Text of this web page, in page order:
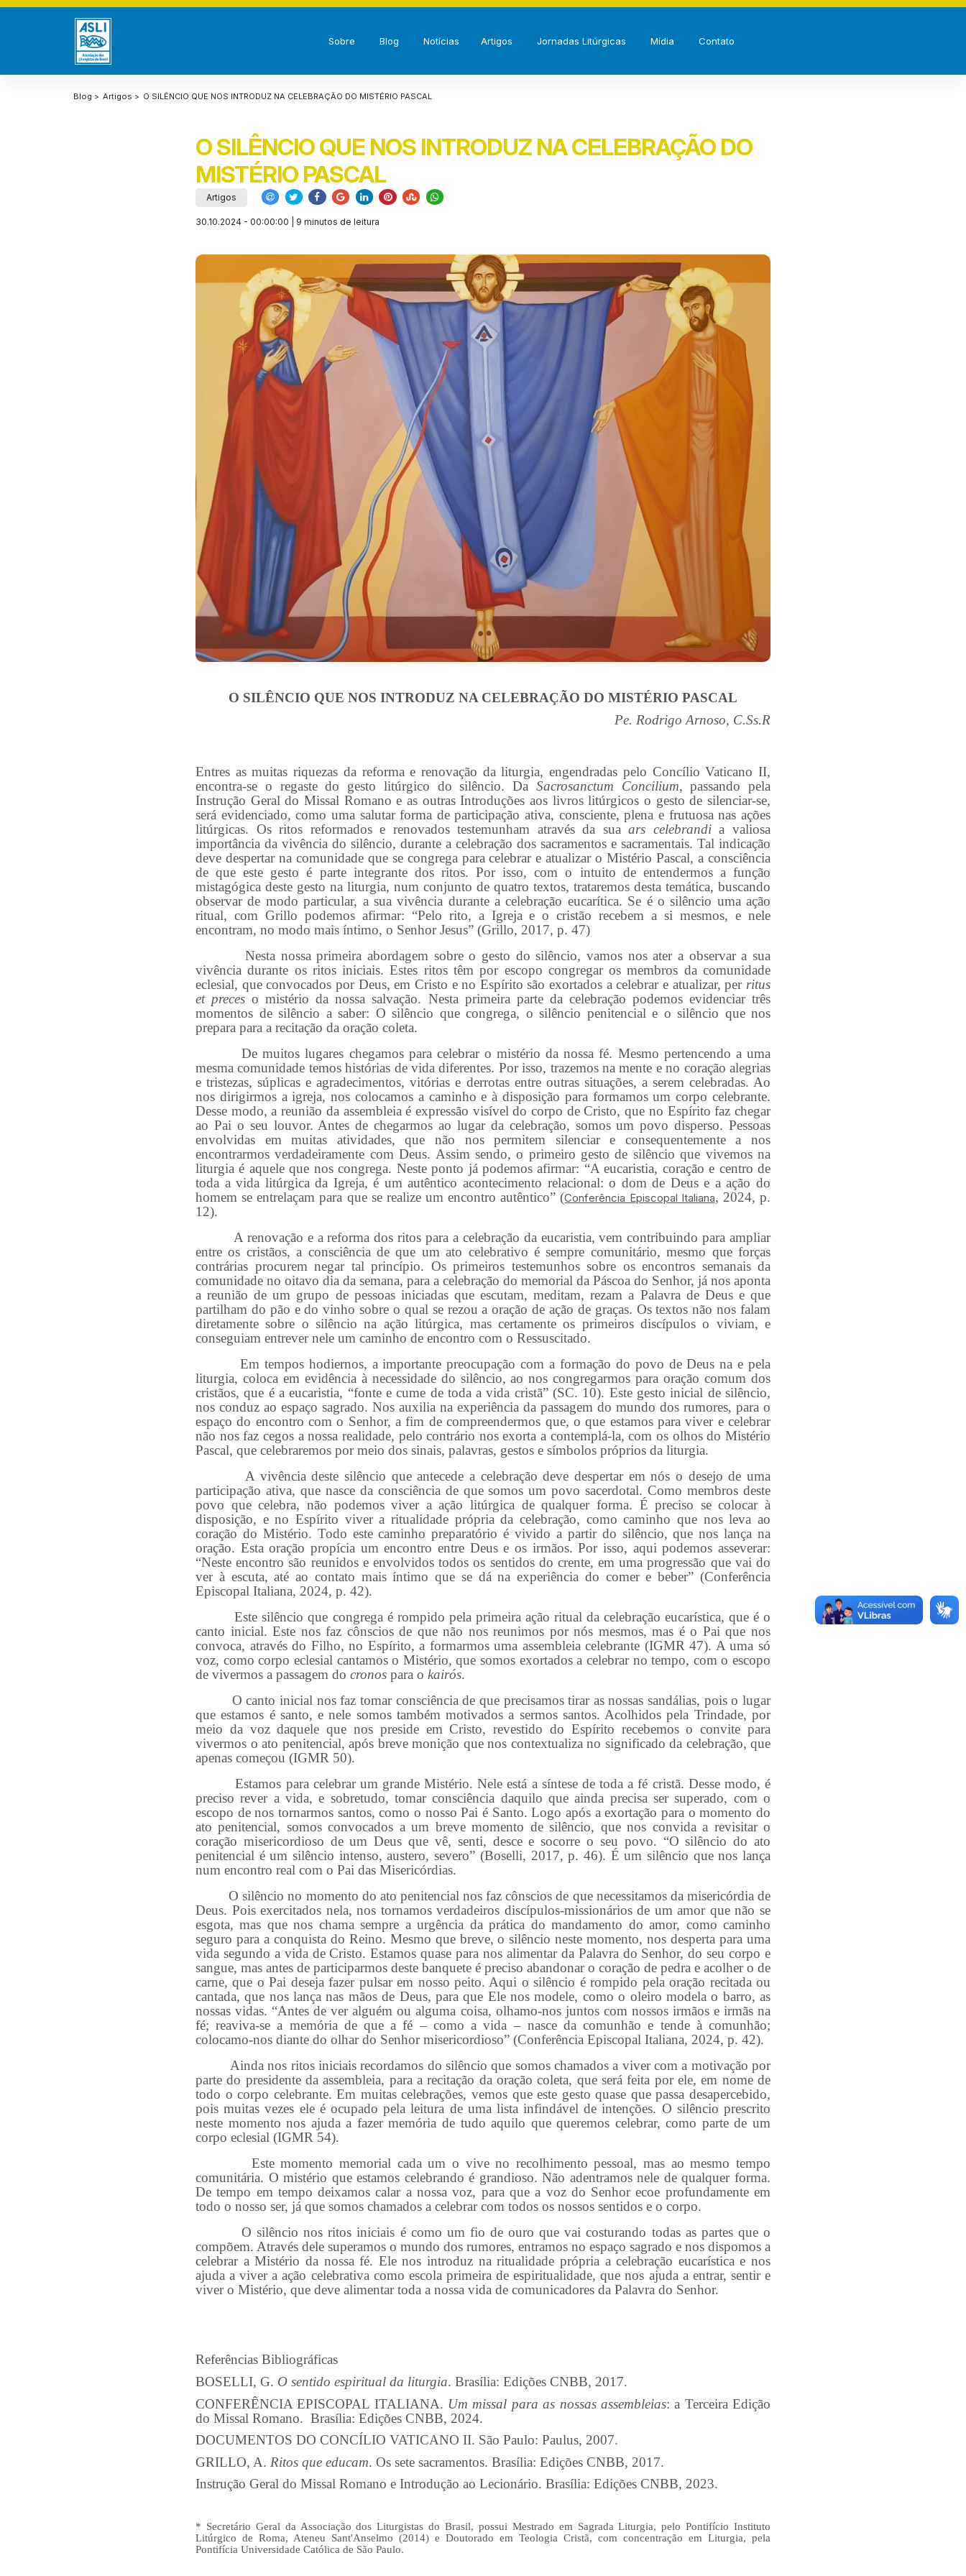
Sobre Blog Notícias Artigos Jornadas Litúrgicas Mídia Contato
Blog > Artigos > O SILÊNCIO QUE NOS INTRODUZ NA CELEBRAÇÃO DO MISTÉRIO PASCAL
O SILÊNCIO QUE NOS INTRODUZ NA CELEBRAÇÃO DO
MISTÉRIO PASCAL
Artigos
30.10.2024 - 00:00:00 | 9 minutos de leitura
O SILÊNCIO QUE NOS INTRODUZ NA CELEBRAÇÃO DO MISTÉRIO PASCAL
Pe. Rodrigo Arnoso, C.Ss.R
Entres as muitas riquezas da reforma e renovação da liturgia, engendradas pelo Concílio Vaticano II,
encontra-se o regaste do gesto litúrgico do silêncio. Da Sacrosanctum Concilium, passando pela
Instrução Geral do Missal Romano e as outras Introduções aos livros litúrgicos o gesto de silenciar-se,
será evidenciado, como uma salutar forma de participação ativa, consciente, plena e frutuosa nas ações
litúrgicas. Os ritos reformados e renovados testemunham através da suaars celebrandia valiosa
importância da vivência do silêncio, durante a celebração dos sacramentos e sacramentais. Tal indicação
deve despertar na comunidade que se congrega para celebrar e atualizar o Mistério Pascal, a consciência
de que este gesto é parte integrante dos ritos. Por isso, com o intuito de entendermos a função
mistagógica deste gesto na liturgia, num conjunto de quatro textos, trataremos desta temática, buscando
observar de modo particular, a sua vivência durante a celebração eucarítica. Se é o silêncio uma ação
ritual, com Grillo podemos afirmar: “Pelo rito, a Igreja e o cristão recebem a si mesmos, e nele
encontram, no modo mais íntimo, o Senhor Jesus” (Grillo, 2017, p. 47)
Nesta nossa primeira abordagem sobre o gesto do silêncio, vamos nos ater a observar a sua
vivência durante os ritos iniciais. Estes ritos têm por escopo congregar os membros da comunidade
eclesial, que convocados por Deus, em Cristo e no Espírito são exortados a celebrar e atualizar, per ritus
et preces o mistério da nossa salvação. Nesta primeira parte da celebração podemos evidenciar três
momentos de silêncio a saber: O silêncio que congrega, o silêncio penitencial e o silêncio que nos
prepara para a recitação da oração coleta.
De muitos lugares chegamos para celebrar o mistério da nossa fé. Mesmo pertencendo a uma
mesma comunidade temos histórias de vida diferentes. Por isso, trazemos na mente e no coração alegrias
e tristezas, súplicas e agradecimentos, vitórias e derrotas entre outras situações, a serem celebradas. Ao
nos dirigirmos a igreja, nos colocamos a caminho e à disposição para formamos um corpo celebrante.
Desse modo, a reunião da assembleia é expressão visível do corpo de Cristo, que no Espírito faz chegar
ao Pai o seu louvor. Antes de chegarmos ao lugar da celebração, somos um povo disperso. Pessoas
envolvidas em muitas atividades, que não nos permitem silenciar e consequentemente a nos
encontrarmos verdadeiramente com Deus. Assim sendo, o primeiro gesto de silêncio que vivemos na
liturgia é aquele que nos congrega. Neste ponto já podemos afirmar: “A eucaristia, coração e centro de
toda a vida litúrgica da Igreja, é um autêntico acontecimento relacional: o dom de Deus e a ação do
homem se entrelaçam para que se realize um encontro autêntico” (Conferência Episcopal Italiana, 2024, p.
12).
A renovação e a reforma dos ritos para a celebração da eucaristia, vem contribuindo para ampliar
entre os cristãos, a consciência de que um ato celebrativo é sempre comunitário, mesmo que forças
contrárias procurem negar tal princípio. Os primeiros testemunhos sobre os encontros semanais da
comunidade no oitavo dia da semana, para a celebração do memorial da Páscoa do Senhor, já nos aponta
a reunião de um grupo de pessoas iniciadas que escutam, meditam, rezam a Palavra de Deus e que
partilham do pão e do vinho sobre o qual se rezou a oração de ação de graças. Os textos não nos falam
diretamente sobre o silêncio na ação litúrgica, mas certamente os primeiros discípulos o viviam, e
conseguiam entrever nele um caminho de encontro com o Ressuscitado.
Em tempos hodiernos, a importante preocupação com a formação do povo de Deus na e pela
liturgia, coloca em evidência à necessidade do silêncio, ao nos congregarmos para oração comum dos
cristãos, que é a eucaristia, “fonte e cume de toda a vida cristã” (SC. 10). Este gesto inicial de silêncio,
nos conduz ao espaço sagrado. Nos auxilia na experiência da passagem do mundo dos rumores, para o
espaço do encontro com o Senhor, a fim de compreendermos que, o que estamos para viver e celebrar
não nos faz cegos a nossa realidade, pelo contrário nos exorta a contemplá-la, com os olhos do Mistério
Pascal, que celebraremos por meio dos sinais, palavras, gestos e símbolos próprios da liturgia.
A vivência deste silêncio que antecede a celebração deve despertar em nós o desejo de uma
participação ativa, que nasce da consciência de que somos um povo sacerdotal. Como membros deste
povo que celebra, não podemos viver a ação litúrgica de qualquer forma. É preciso se colocar à
disposição, e no Espírito viver a ritualidade própria da celebração, como caminho que nos leva ao
coração do Mistério. Todo este caminho preparatório é vivido a partir do silêncio, que nos lança na
oração. Esta oração propícia um encontro entre Deus e os irmãos. Por isso, aqui podemos asseverar:
“Neste encontro são reunidos e envolvidos todos os sentidos do crente, em uma progressão que vai do
ver à escuta, até ao contato mais íntimo que se dá na experiência do comer e beber” (Conferência
Episcopal Italiana, 2024, p. 42).
Este silêncio que congrega é rompido pela primeira ação ritual da celebração eucarística, que é o
canto inicial. Este nos faz cônscios de que não nos reunimos por nós mesmos, mas é o Pai que nos
convoca, através do Filho, no Espírito, a formarmos uma assembleia celebrante (IGMR 47). A uma só
voz, como corpo eclesial cantamos o Mistério, que somos exortados a celebrar no tempo, com o escopo
de vivermos a passagem do cronos para o kairós.
O canto inicial nos faz tomar consciência de que precisamos tirar as nossas sandálias, pois o lugar
que estamos é santo, e nele somos também motivados a sermos santos. Acolhidos pela Trindade, por
meio da voz daquele que nos preside em Cristo, revestido do Espírito recebemos o convite para
vivermos o ato penitencial, após breve monição que nos contextualiza no significado da celebração, que
apenas começou (IGMR 50).
Estamos para celebrar um grande Mistério. Nele está a síntese de toda a fé cristã. Desse modo, é
preciso rever a vida, e sobretudo, tomar consciência daquilo que ainda precisa ser superado, com o
escopo de nos tornarmos santos, como o nosso Pai é Santo. Logo após a exortação para o momento do
ato penitencial, somos convocados a um breve momento de silêncio, que nos convida a revisitar o
coração misericordioso de um Deus que vê, senti, desce e socorre o seu povo. “O silêncio do ato
penitencial é um silêncio intenso, austero, severo” (Boselli, 2017, p. 46). É um silêncio que nos lança
num encontro real com o Pai das Misericórdias.
O silêncio no momento do ato penitencial nos faz cônscios de que necessitamos da misericórdia de
Deus. Pois exercitados nela, nos tornamos verdadeiros discípulos-missionários de um amor que não se
esgota, mas que nos chama sempre a urgência da prática do mandamento do amor, como caminho
seguro para a conquista do Reino. Mesmo que breve, o silêncio neste momento, nos desperta para uma
vida segundo a vida de Cristo. Estamos quase para nos alimentar da Palavra do Senhor, do seu corpo e
sangue, mas antes de participarmos deste banquete é preciso abandonar o coração de pedra e acolher o de
carne, que o Pai deseja fazer pulsar em nosso peito. Aqui o silêncio é rompido pela oração recitada ou
cantada, que nos lança nas mãos de Deus, para que Ele nos modele, como o oleiro modela o barro, as
nossas vidas. “Antes de ver alguém ou alguma coisa, olhamo-nos juntos com nossos irmãos e irmãs na
fé; reaviva-se a memória de que a fé – como a vida – nasce da comunhão e tende à comunhão;
colocamo-nos diante do olhar do Senhor misericordioso” (Conferência Episcopal Italiana, 2024, p. 42).
Ainda nos ritos iniciais recordamos do silêncio que somos chamados a viver com a motivação por
parte do presidente da assembleia, para a recitação da oração coleta, que será feita por ele, em nome de
todo o corpo celebrante. Em muitas celebrações, vemos que este gesto quase que passa desapercebido,
pois muitas vezes ele é ocupado pela leitura de uma lista infindável de intenções. O silêncio prescrito
neste momento nos ajuda a fazer memória de tudo aquilo que queremos celebrar, como parte de um
corpo eclesial (IGMR 54).
Este momento memorial cada um o vive no recolhimento pessoal, mas ao mesmo tempo
comunitária. O mistério que estamos celebrando é grandioso. Não adentramos nele de qualquer forma.
De tempo em tempo deixamos calar a nossa voz, para que a voz do Senhor ecoe profundamente em
todo o nosso ser, já que somos chamados a celebrar com todos os nossos sentidos e o corpo.
O silêncio nos ritos iniciais é como um fio de ouro que vai costurando todas as partes que o
compõem. Através dele superamos o mundo dos rumores, entramos no espaço sagrado e nos dispomos a
celebrar a Mistério da nossa fé. Ele nos introduz na ritualidade própria a celebração eucarística e nos
ajuda a viver a ação celebrativa como escola primeira de espiritualidade, que nos ajuda a entrar, sentir e
viver o Mistério, que deve alimentar toda a nossa vida de comunicadores da Palavra do Senhor.
Referências Bibliográficas
BOSELLI, G. O sentido espiritual da liturgia. Brasília: Edições CNBB, 2017.
CONFERÊNCIA EPISCOPAL ITALIANA. Um missal para as nossas assembleias: a Terceira Edição
do Missal Romano. Brasília: Edições CNBB, 2024.
DOCUMENTOS DO CONCÍLIO VATICANO II. São Paulo: Paulus, 2007.
GRILLO, A. Ritos que educam. Os sete sacramentos. Brasília: Edições CNBB, 2017.
Instrução Geral do Missal Romano e Introdução ao Lecionário. Brasília: Edições CNBB, 2023.
* Secretário Geral da Associação dos Liturgistas do Brasil, possui Mestrado em Sagrada Liturgia, pelo Pontifício Instituto
Litúrgico de Roma, Ateneu Sant'Anselmo (2014) e Doutorado em Teologia Cristã, com concentração em Liturgia, pela
Pontifícia Universidade Católica de São Paulo.